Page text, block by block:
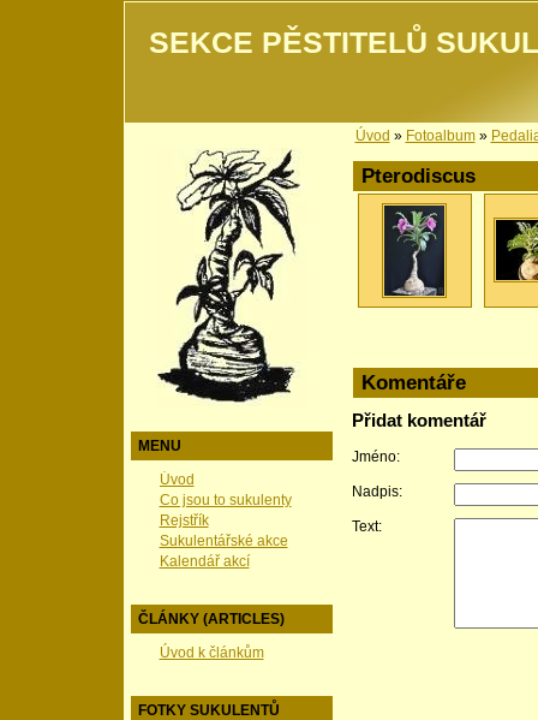
SEKCE PĚSTITELŮ
MENU
Úvod
Co jsou to sukulenty
Rejstřík
Sukulentářské akce
Kalendář akcí
ČLÁNKY (ARTICLES)
Úvod k článkům
FOTKY SUKULENTŮ
Úvod » Fotoalbum»
Pterodiscus
Komentáře
Přidat komentář
Jméno:
Nadpis:
Text: